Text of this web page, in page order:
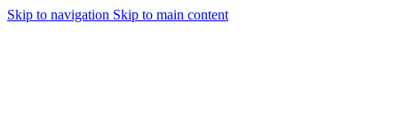
Skip to navigation Skip to main content